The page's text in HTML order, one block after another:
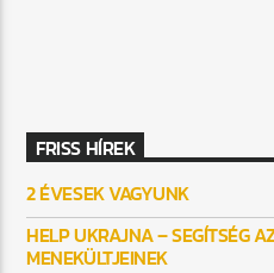
FRISS HÍREK
2 ÉVESEK VAGYUNK
HELP UKRAJNA – SEGÍTSÉG
MENEKÜLTJEINEK